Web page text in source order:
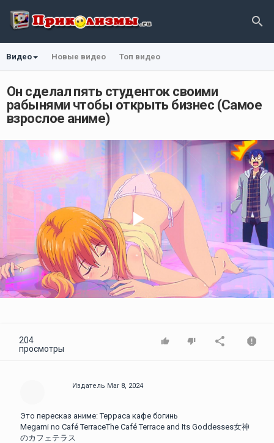
Видео Новые видео Топ видео
Он сделал пять студенток своими
рабынями чтобы открыть бизнес (Самое
взрослое аниме)
Play
Video
204
просмотры
Издатель Mar 8, 2024
Это пересказ аниме: Терраса кафе богинь
Megami no Café TerraceThe Café Terrace and Its Goddesses女神
のカフェテラス